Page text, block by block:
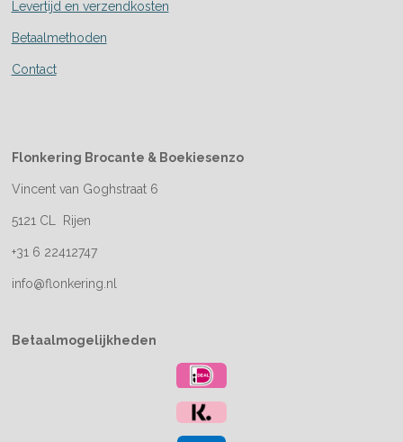
Levertijd en verzendkosten
Betaalmethoden
Contact
Flonkering Brocante & Boekiesenzo
Vincent van Goghstraat 6
5121 CL Rijen
+31 6 22412747
info@flonkering.nl
Betaalmogelijkheden